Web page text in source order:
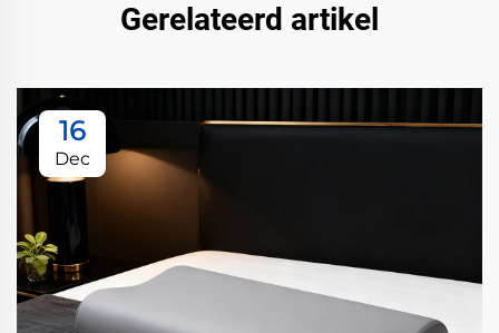
Gerelateerd artikel
16
Dec